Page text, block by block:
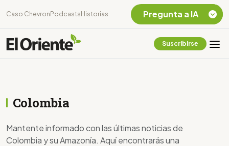
Caso Chevron Podcasts Historias
Suscribirse
Colombia
Mantente informado con las últimas noticias de
Colombia y su Amazonía. Aquí encontrarás una
Pregunta a IA
¿En que consiste la
tasa minera que rige en
Ecuador?